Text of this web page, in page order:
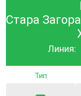
Стара
Линия:
Тип